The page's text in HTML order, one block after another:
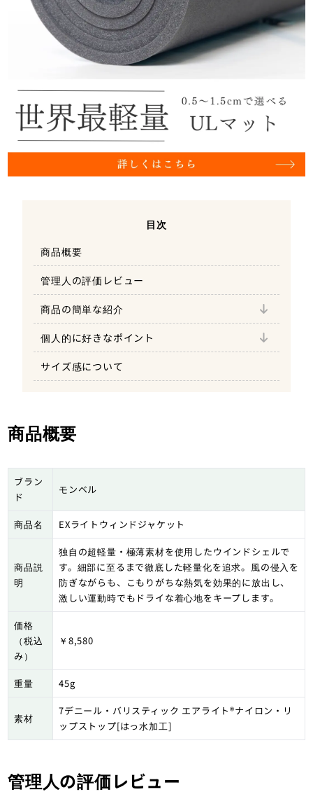
目次
商品概要
管理人の評価レビュー
商品の簡単な紹介
超軽量なモンベルオリジナル素材を使用
パッカブルできてどこでも持ち運べる
タイトなシルエットでバタつきづらい
軽量に特化したミニマムなデザイン
個人的に好きなポイント
ポイント①：通気性に優れた脇のベンチレー
ション
ポイント②：Tシャツとの相性も良い
ポイント③：使い心地に優れた細かなディテ
サイズ感について
商品概要
ブラン
ド
モンベル
商品名 EXライトウィンドジャケット
商品説
明
独自の超軽量・極薄素材を使用したウインドシェルで
す。細部に至るまで徹底した軽量化を追求。風の侵入を
防ぎながらも、こもりがちな熱気を効果的に放出し、
激しい運動時でもドライな着心地をキープします。
価格
（税込
み）
￥8,580
重量 45g
素材
7デニール・バリスティック エアライト®ナイロン・リ
ップストップ[はっ水加工]
管理人の評価レビュー